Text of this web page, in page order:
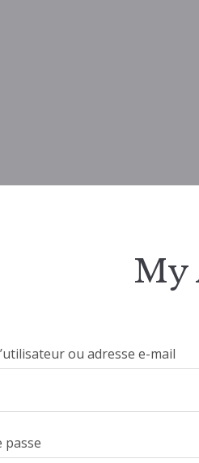
My
ou adresse e-mail
passe